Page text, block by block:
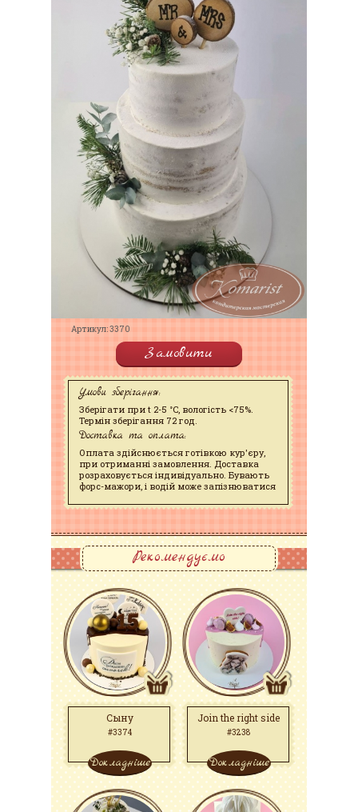
Артикул: 3370
Замовити
Умови зберігання:
Зберігати при t 2-5 °C, вологість <75%.
Термін зберігання 72 год.
Доставка та оплата:
Оплата здійснюється готівкою кур'єру,
при отриманні замовлення. Доставка
розраховується індивідуально. Бувають
форс-мажори, і водій може запізнюватися
Рекомендуємо
Сыну
#3374
Докладніше
Join the right side
#3238
Докладніше